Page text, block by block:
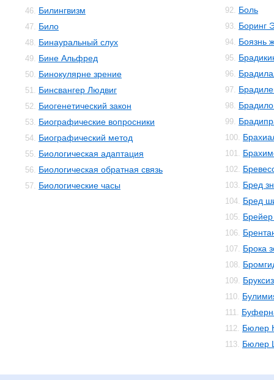
46. Билингвизм
47. Било
48. Бинауральный слух
49. Бине Альфред
50. Бинокулярне зрение
51. Бинсвангер Людвиг
52. Биогенетический закон
53. Биографические вопросники
54. Биографический метод
55. Биологическая адаптация
56. Биологическая обратная связь
57. Биологические часы
92. Боль
93. Боринг
94. Боязнь
95.
96.
97.
98.
99.
100.
101.
102.
103. Бред
104. Бред
105.
106.
107. Брока
108.
109.
110.
111.
112. Бюлер
113. Бюлер